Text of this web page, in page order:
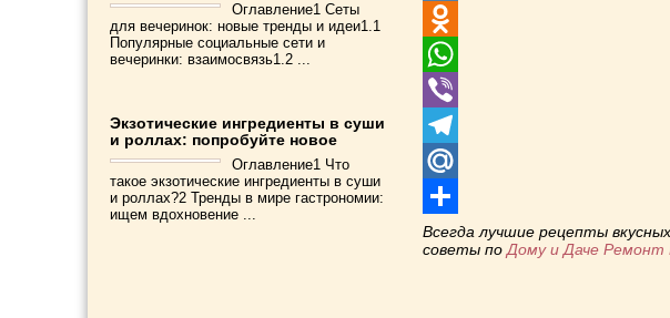
VK
Odnoklassniki
WhatsApp
Viber
Telegram
Mail.Ru
Отправить
Всегда лучшие рецепты
советы поДому и Даче Ремонт
Оглавление1 Сеты
для вечеринок: новые тренды и идеи1.1
Популярные социальные сети и
вечеринки: взаимосвязь1.2 ...
Экзотические ингредиенты в суши
и роллах: попробуйте новое
Оглавление1 Что
такое экзотические ингредиенты в суши
и роллах?2 Тренды в мире гастрономии:
ищем вдохновение ...